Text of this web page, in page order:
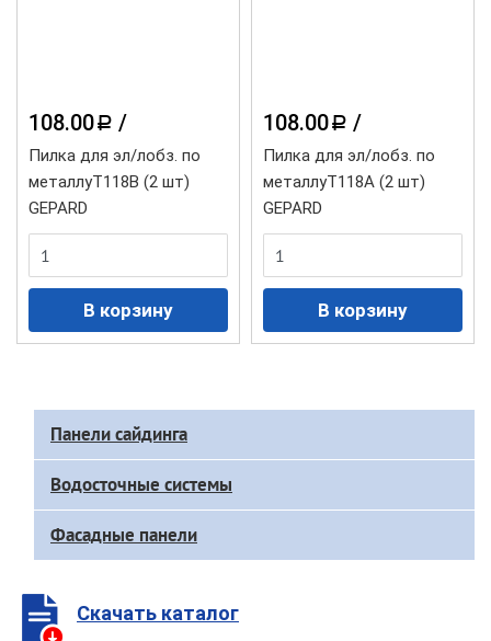
108.00 a /
Пилка для эл/лобз. по
металлуТ118В (2 шт)
GEPARD
108.00 a /
Пилка для эл/лобз. по
металлуТ118А (2 шт)
GEPARD
Доп
меню
каталога
Панели сайдинга
Водосточные системы
Фасадные панели
Скачать каталог